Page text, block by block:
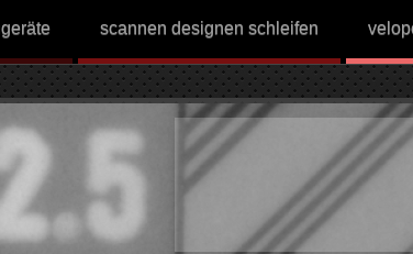
scannen designen schleifen